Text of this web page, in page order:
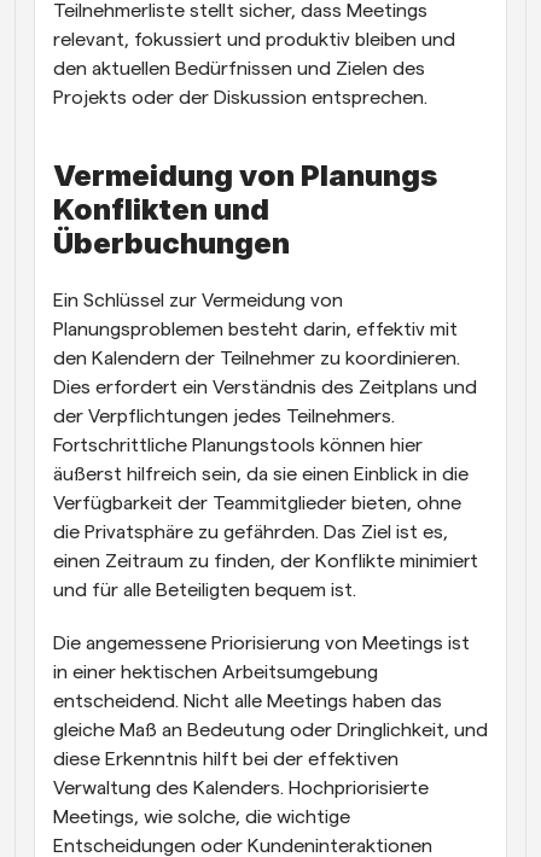
Teilnehmerliste stellt sicher, dass Meetings
relevant, fokussiert und produktiv bleiben und
den aktuellen Bedürfnissen und Zielen des
Projekts oder der Diskussion entsprechen.
Vermeidung von Planungs
Konflikten und
Überbuchungen
Ein Schlüssel zur Vermeidung von
Planungsproblemen besteht darin, effektiv mit
den Kalendern der Teilnehmer zu koordinieren.
Dies erfordert ein Verständnis des Zeitplans und
der Verpflichtungen jedes Teilnehmers.
Fortschrittliche Planungstools können hier
äußerst hilfreich sein, da sie einen Einblick in die
Verfügbarkeit der Teammitglieder bieten, ohne
die Privatsphäre zu gefährden. Das Ziel ist es,
einen Zeitraum zu finden, der Konflikte minimiert
und für alle Beteiligten bequem ist.
Die angemessene Priorisierung von Meetings ist
in einer hektischen Arbeitsumgebung
entscheidend. Nicht alle Meetings haben das
gleiche Maß an Bedeutung oder Dringlichkeit, und
diese Erkenntnis hilft bei der effektiven
Verwaltung des Kalenders. Hochpriorisierte
Meetings, wie solche, die wichtige
Entscheidungen oder Kundeninteraktionen